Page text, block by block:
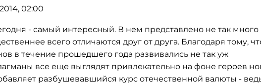
02:00
- самый интересный. В нем представлено не так много
всего отличаются друг от друга. Благодаря тому,
в течение прошедшего года развивались не так уж
все еще выглядят привлекательно на фоне героев
разбушевавшийся курс отечественной валюты -